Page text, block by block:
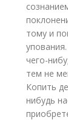
тому и
чего-
тем не
Копить
нибудь